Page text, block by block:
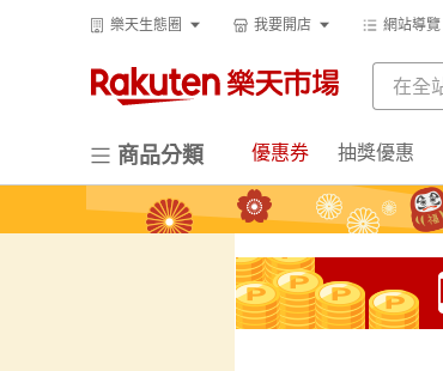
樂天生態圈 我要開店 網站導覽
商品分類 優惠券 抽獎優惠